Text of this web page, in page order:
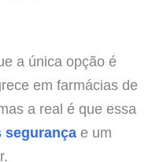
a única opção é
em farmácias de
a real é que essa
segurança e um